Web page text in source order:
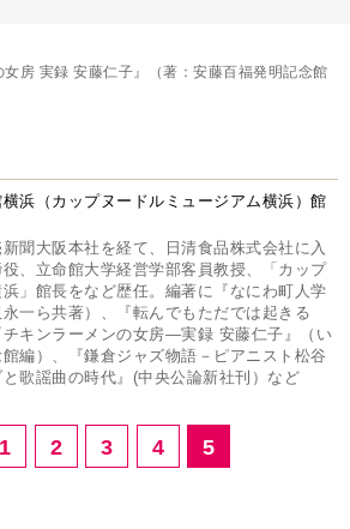
房 実録 安藤仁子』（著：安藤百福発明記念館
浜（カップヌードルミュージアム横浜）館
聞大阪本社を経て、日清食品株式会社に入
、立命館大学経営学部客員教授、「カップ
」館長をなど歴任。編著に『なにわ町人学
一ら共著）、『転んでもただでは起きる
キンラーメンの女房―実録 安藤仁子』（い
編）、『鎌倉ジャズ物語－ピアニスト松谷
歌謡曲の時代』(中央公論新社刊）など
1 2 3 4 5